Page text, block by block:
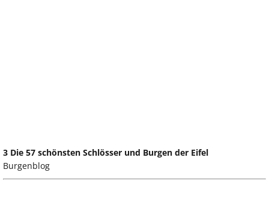
3 Die 57 schönsten Schlösser und Burgen der Eifel
Burgenblog